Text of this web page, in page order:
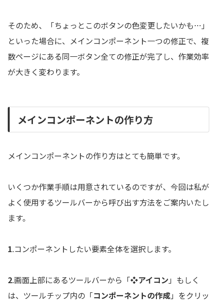
そのため、「ちょっとこのボタンの色変更したいかも…」
といった場合に、メインコンポーネント一つの修正で、複
数ページにある同一ボタン全ての修正が完了し、作業効率
が大きく変わります。
メインコンポーネントの作り方
メインコンポーネントの作り方はとても簡単です。
いくつか作業手順は用意されているのですが、今回は私が
よく使用するツールバーから呼び出す方法をご案内いたし
ます。
1.コンポーネントしたい要素全体を選択します。
2.画面上部にあるツールバーから「❖アイコン 」もしく
は、ツールチップ内の「コンポーネントの作成」をクリッ